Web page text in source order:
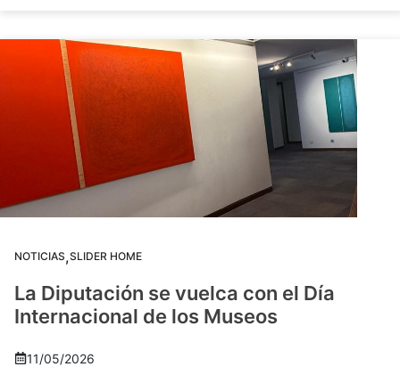
NOTICIAS,SLIDER HOME
La Diputación se vuelca con el Día
Internacional de los Museos
11/05/2026